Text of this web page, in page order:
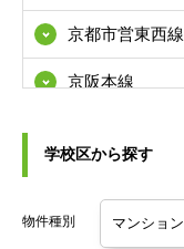
京都市営東西線
京阪本線
南海本線
学校区から探す
物件種別